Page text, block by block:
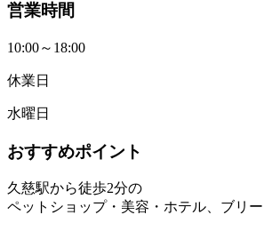
営業時間
10:00～18:00
休業日
水曜日
おすすめポイント
久慈駅から徒歩2分の
ペットショップ・美容・ホテル、ブリ